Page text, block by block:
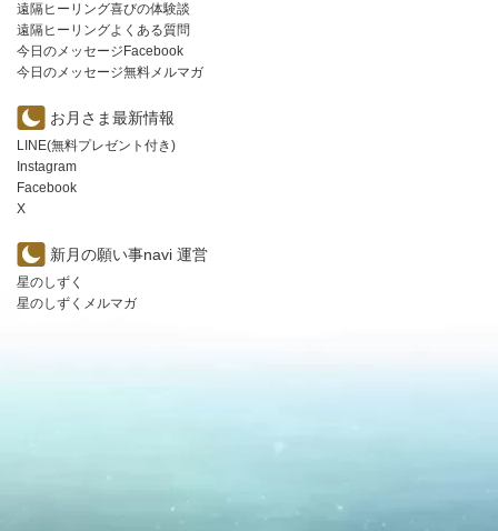
遠隔ヒーリング喜びの体験談
遠隔ヒーリングよくある質問
今日のメッセージFacebook
今日のメッセージ無料メルマガ
お月さま最新情報
LINE(無料プレゼント付き)
Instagram
Facebook
X
新月の願い事navi 運営
星のしずく
星のしずくメルマガ